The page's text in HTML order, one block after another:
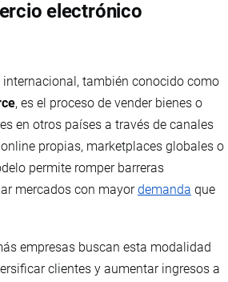
electrónico
internacional, también conocido como
, es el proceso de vender bienes o
en otros países a través de canales
propias, marketplaces globales o
permite romper barreras
mercados con mayordemanda que
empresas buscan esta modalidad
clientes y aumentar ingresos a